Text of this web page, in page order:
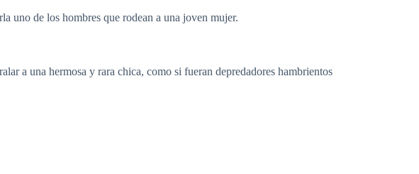
uno de los hombres que rodean a una joven mujer.
a una hermosa y rara chica, como si fueran depredadores hambrientos